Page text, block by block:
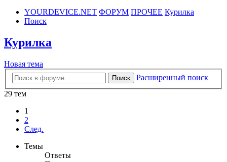
YOURDEVICE.NET ФОРУМ ПРОЧЕЕ Курилка
Поиск
Курилка
Новая тема
Поиск
Расширенный поиск
29 тем
1
2
След.
Темы
Ответы